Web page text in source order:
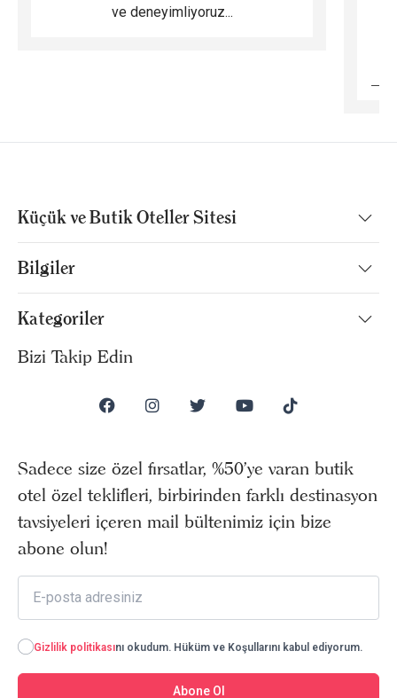
ve deneyimliyoruz...
Küçük ve Butik Oteller Sitesi
Bilgiler
Kategoriler
Bizi Takip Edin
Sadece size özel fırsatlar, %50’ye varan butik
otel özel teklifleri, birbirinden farklı destinasyon
tavsiyeleri içeren mail bültenimiz için bize
abone olun!
Gizlilik politikasını okudum. Hüküm ve Koşullarını kabul ediyorum.
Abone Ol